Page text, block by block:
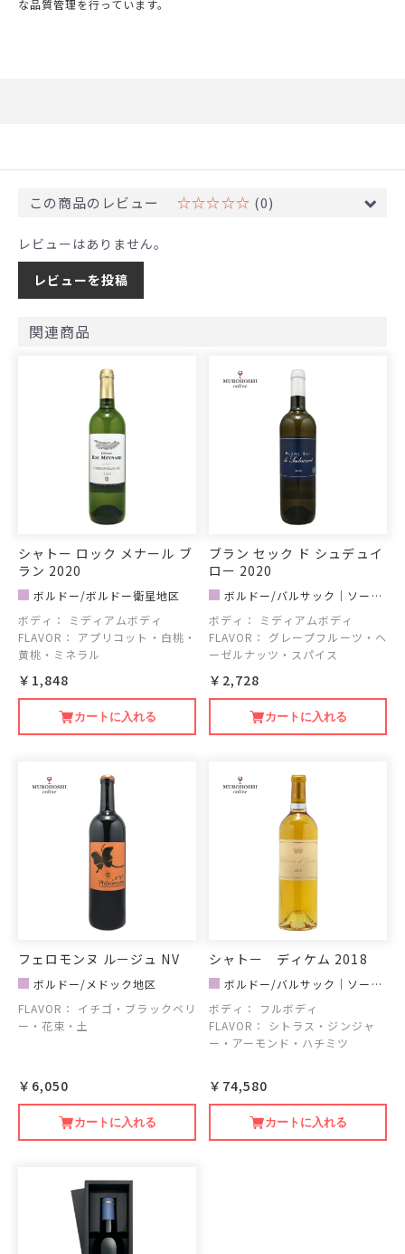
な品質管理を行っています。
この商品のレビュー ☆☆☆☆☆ (0)
レビューはありません。
レビューを投稿
関連商品
シャトー ロック メナール ブ
ラン 2020
ボルドー/ボルドー衛星地区
ボディ：
ミディアムボディ
FLAVOR：
アプリコット・白桃・
黄桃・ミネラル
￥1,848
カートに入れる
ブラン セック ド シュデュイ
ロー 2020
ボルドー/バルサック｜ソーテ
ルヌ地区
ボディ：
ミディアムボディ
FLAVOR：
グレープフルーツ・ヘ
ーゼルナッツ・スパイス
￥2,728
カートに入れる
フェロモンヌ ルージュ NV
ボルドー/メドック地区
FLAVOR：
イチゴ・ブラックベリ
ー・花束・土
￥6,050
カートに入れる
シャトー ディケム 2018
ボルドー/バルサック｜ソーテ
ルヌ地区
ボディ：
フルボディ
FLAVOR：
シトラス・ジンジャ
ー・アーモンド・ハチミツ
￥74,580
カートに入れる